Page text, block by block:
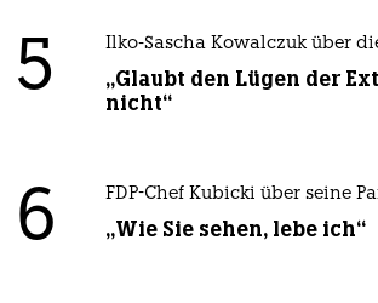
5 Ilko-Sascha Kowalczuk über
„Glaubt den Lügen der
nicht“
6 FDP-Chef Kubicki über seine
„Wie Sie sehen, lebe ich“